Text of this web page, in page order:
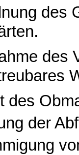
des
des
des
der